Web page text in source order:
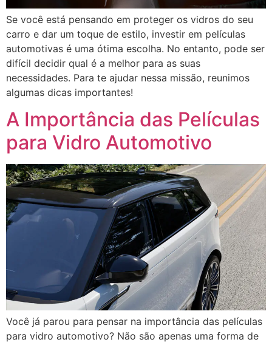
Se você está pensando em proteger os vidros do seu
carro e dar um toque de estilo, investir em películas
automotivas é uma ótima escolha. No entanto, pode ser
difícil decidir qual é a melhor para as suas
necessidades. Para te ajudar nessa missão, reunimos
algumas dicas importantes!
A Importância das Películas
para Vidro Automotivo
Você já parou para pensar na importância das películas
para vidro automotivo? Não são apenas uma forma de